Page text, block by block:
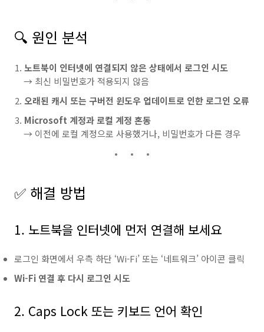
🔍 원인 분석
노트북이 인터넷에 연결되지 않은 상태에서 로그인 시도
→ 최신 비밀번호가 적용되지 않음
오래된 캐시 또는 구버전 윈도우 업데이트로 인한 로그인 오류
Microsoft 계정과 로컬 계정 혼동
→ 이전에 로컬 계정으로 사용했거나, 비밀번호가 다른 경우
✅ 해결 방법
1. 노트북을 인터넷에 먼저 연결해 보세요
로그인 화면에서 우측 하단 ‘Wi-Fi’ 또는 ‘네트워크’ 아이콘 클릭
Wi-Fi 연결 후 다시 로그인 시도
2. Caps Lock 또는 키보드 언어 확인